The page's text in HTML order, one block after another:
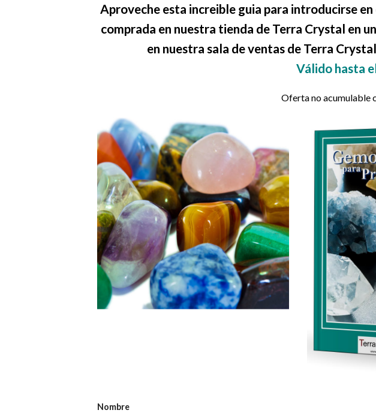
Aproveche esta increible guia para introducirse
comprada en nuestra tienda de Terra Crystal en
en nuestra sala de ventas de Terra
Válido hasta
Oferta no acumulable
Nombre